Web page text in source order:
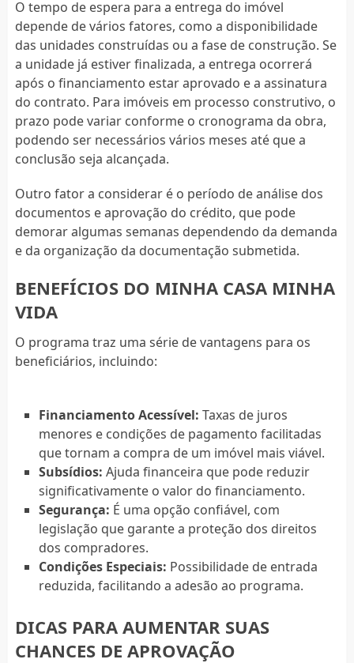
O tempo de espera para a entrega do imóvel
depende de vários fatores, como a disponibilidade
das unidades construídas ou a fase de construção. Se
a unidade já estiver finalizada, a entrega ocorrerá
após o financiamento estar aprovado e a assinatura
do contrato. Para imóveis em processo construtivo, o
prazo pode variar conforme o cronograma da obra,
podendo ser necessários vários meses até que a
conclusão seja alcançada.
Outro fator a considerar é o período de análise dos
documentos e aprovação do crédito, que pode
demorar algumas semanas dependendo da demanda
e da organização da documentação submetida.
BENEFÍCIOS DO MINHA CASA MINHA
VIDA
O programa traz uma série de vantagens para os
beneficiários, incluindo:
Financiamento Acessível: Taxas de juros
menores e condições de pagamento facilitadas
que tornam a compra de um imóvel mais viável.
Subsídios: Ajuda financeira que pode reduzir
significativamente o valor do financiamento.
Segurança: É uma opção confiável, com
legislação que garante a proteção dos direitos
dos compradores.
Condições Especiais: Possibilidade de entrada
reduzida, facilitando a adesão ao programa.
DICAS PARA AUMENTAR SUAS
CHANCES DE APROVAÇÃO